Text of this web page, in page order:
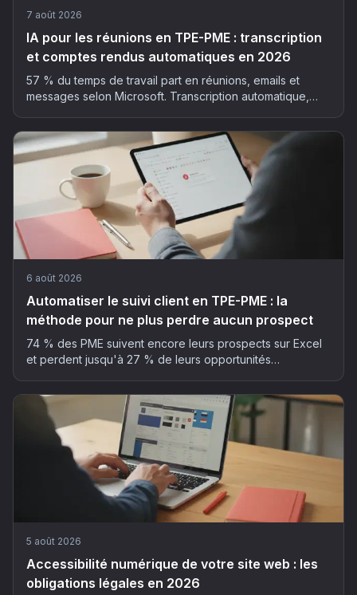
7 août 2026
IA pour les réunions en TPE-PME : transcription
et comptes rendus automatiques en 2026
57 % du temps de travail part en réunions, emails et
messages selon Microsoft. Transcription automatique,
outils pour déployer l'IA dans vos réunions, sans faux pas
RGPD.
6 août 2026
Automatiser le suivi client en TPE-PME : la
méthode pour ne plus perdre aucun prospect
74 % des PME suivent encore leurs prospects sur Excel
et perdent jusqu'à 27 % de leurs opportunités
son suivi client sans y passer ses soirées.
5 août 2026
Accessibilité numérique de votre site web : les
obligations légales en 2026